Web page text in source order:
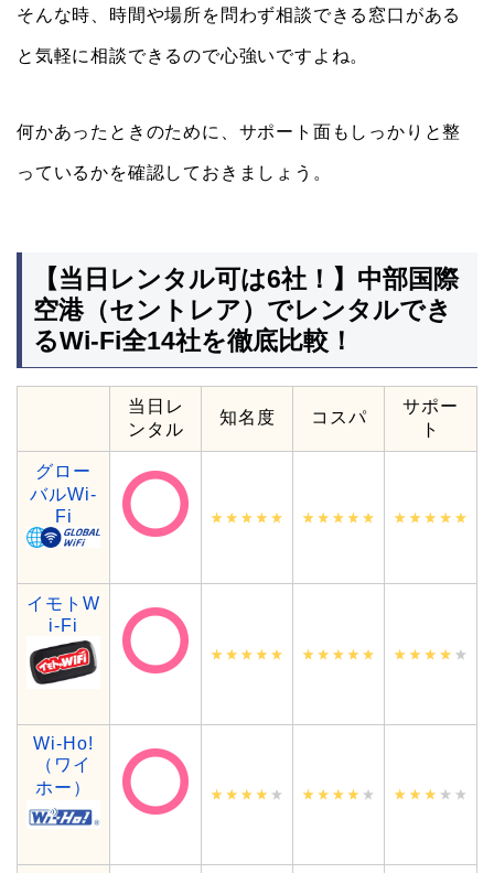
そんな時、時間や場所を問わず相談できる窓口がある
と気軽に相談できるので心強いですよね。
何かあったときのために、サポート面もしっかりと整
っているかを確認しておきましょう。
【当日レンタル可は6社！】中部国際
空港（セントレア）でレンタルでき
るWi-Fi全14社を徹底比較！
当日レ
ンタル
知名度 コスパ
サポー
ト
グロー
バルWi-
Fi
イモトW
i-Fi
Wi-Ho!
（ワイ
ホー）